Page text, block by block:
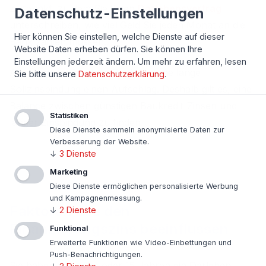
Zeitpunkt, zu dem Sie Ihren Darlehensvertrag
unterschreiben, wie viel Geld Sie jeden Monat an die
Bank zahlen müssen.
Allerdings verlangt die Bank für eine lange
langer Zinsbindung zu finden.
Faktoren, die den
Finanzierungszins beeinflussen
Datenschutz-Einstellungen
Hier können Sie einstellen, welche Dienste auf dieser
Website Daten erheben dürfen. Sie können Ihre
Einstellungen jederzeit ändern. Um mehr zu erfahren, lesen
Sie bitte unsere Datenschutzerklärung.
Statistiken
Diese Dienste sammeln anonymisierte Daten zur
Verbesserung der Website.
↓ 3 Dienste
Marketing
Diese Dienste ermöglichen personalisierte Werbung
und Kampagnenmessung.
↓ 2 Dienste
Funktional
Erweiterte Funktionen wie Video-Einbettungen und
Push-Benachrichtigungen.